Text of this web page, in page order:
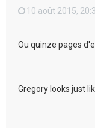
10 août 2015,
Ou quinze pages
Gregory looks just